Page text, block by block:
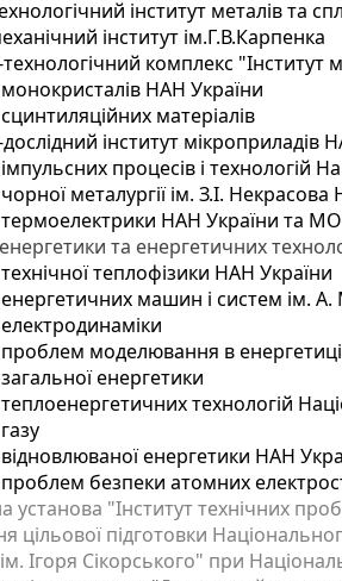
інститут металів та
інститут ім.Г.В.Карпенка
комплекс "Інститут
монокристалів НАН України
матеріалів
інститут мікроприладів
процесів і технологій
чорної металургії ім. З.І.
термоелектрики НАН України та
та енергетичних
технічної теплофізики НАН України
енергетичних машин і систем ім.
електродинаміки
проблем моделювання в
енергетики
теплоенергетичних технологій
відновлюваної енергетики НАН
проблем безпеки атомних
установа "Інститут технічних
цільової підготовки
ім. Ігоря Сікорського" при